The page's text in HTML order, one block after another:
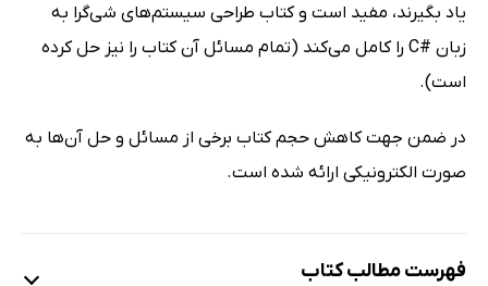
یاد بگیرند، مفید است و کتاب طراحی سیستم­‌های شی‌گرا به
زبان #C را کامل می‌­کند (تمام مسائل آن کتاب را نیز حل کرده
است).
در ضمن جهت کاهش حجم کتاب برخی از مسائل و حل آن‌­ها به
صورت الکترونیکی ارائه شده است.
فهرست مطالب کتاب